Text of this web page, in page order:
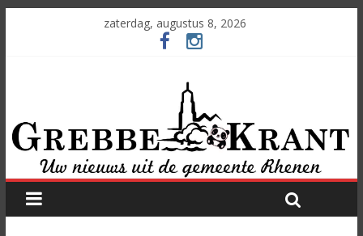
zaterdag, augustus 8, 2026